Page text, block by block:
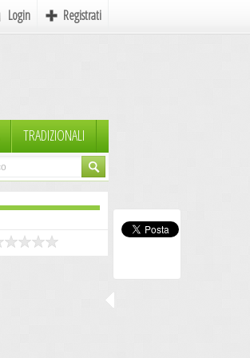
Login Registrati
Scrivere
Postcards
TRADIZIONALI